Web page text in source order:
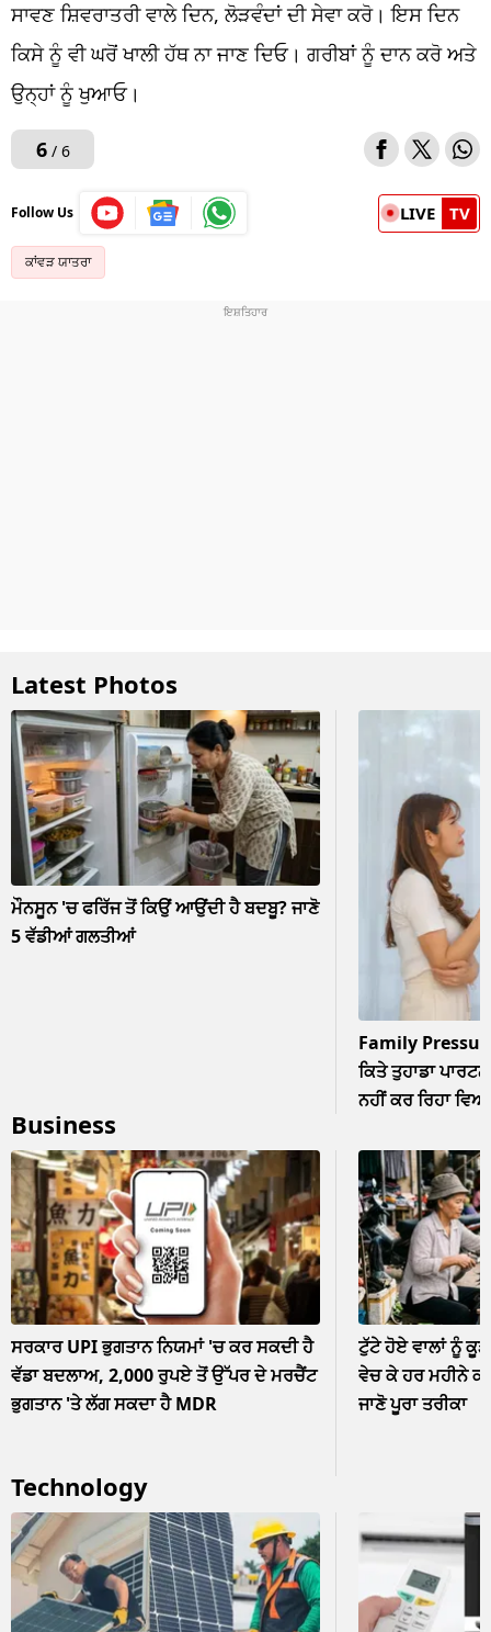
ਸਾਵਣ ਸ਼ਿਵਰਾਤਰੀ ਵਾਲੇ ਦਿਨ, ਲੋੜਵੰਦਾਂ ਦੀ ਸੇਵਾ ਕਰੋ। ਇਸ ਦਿਨ
ਕਿਸੇ ਨੂੰ ਵੀ ਘਰੋਂ ਖਾਲੀ ਹੱਥ ਨਾ ਜਾਣ ਦਿਓ। ਗਰੀਬਾਂ ਨੂੰ ਦਾਨ ਕਰੋ ਅਤੇ
ਉਨ੍ਹਾਂ ਨੂੰ ਖੁਆਓ।
6/ 6
Follow Us LIVE TV
ਕਾਂਵੜ ਯਾਤਰਾ
Latest Photos
ਮੌਨਸੂਨ 'ਚ ਫਰਿੱਜ ਤੋਂ ਕਿਉਂ ਆਉਂਦੀ ਹੈ ਬਦਬੂ? ਜਾਣੋ
5 ਵੱਡੀਆਂ ਗਲਤੀਆਂ
Family
ਕਿਤੇ ਤੁਹਾਡਾ
ਨਹੀਂ ਕਰ ਰਿਹਾ
Business
ਸਰਕਾਰ UPI ਭੁਗਤਾਨ ਨਿਯਮਾਂ 'ਚ ਕਰ ਸਕਦੀ ਹੈ
ਵੱਡਾ ਬਦਲਾਅ, 2,000 ਰੁਪਏ ਤੋਂ ਉੱਪਰ ਦੇ ਮਰਚੈਂਟ
ਭੁਗਤਾਨ 'ਤੇ ਲੱਗ ਸਕਦਾ ਹੈ MDR
ਟੁੱਟੇ ਹੋਏ ਵਾਲਾਂ ਨੂੰ
ਵੇਚ ਕੇ ਹਰ ਮਹੀਨੇ
ਜਾਣੋ ਪੂਰਾ ਤਰੀਕਾ
Technology